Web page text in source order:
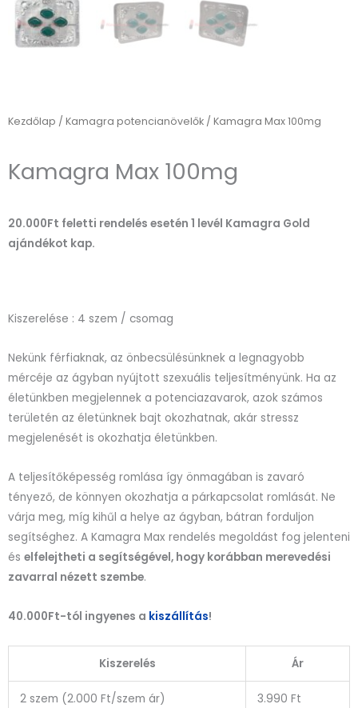
Kezdőlap / Kamagra potencianövelők / Kamagra Max 100mg
Kamagra Max 100mg
20.000Ft feletti rendelés esetén 1 levél Kamagra Gold
ajándékot kap.
Kiszerelése : 4 szem / csomag
Nekünk férfiaknak, az önbecsülésünknek a legnagyobb
mércéje az ágyban nyújtott szexuális teljesítményünk. Ha az
életünkben megjelennek a potenciazavarok, azok számos
területén az életünknek bajt okozhatnak, akár stressz
megjelenését is okozhatja életünkben.
A teljesítőképesség romlása így önmagában is zavaró
tényező, de könnyen okozhatja a párkapcsolat romlását. Ne
várja meg, míg kihűl a helye az ágyban, bátran forduljon
segítséghez. A Kamagra Max rendelés megoldást fog jelenteni
és elfelejtheti a segítségével, hogy korábban merevedési
zavarral nézett szembe.
40.000Ft-tól ingyenes a kiszállítás!
Kiszerelés Ár
2 szem (2.000 Ft/szem ár) 3.990 Ft